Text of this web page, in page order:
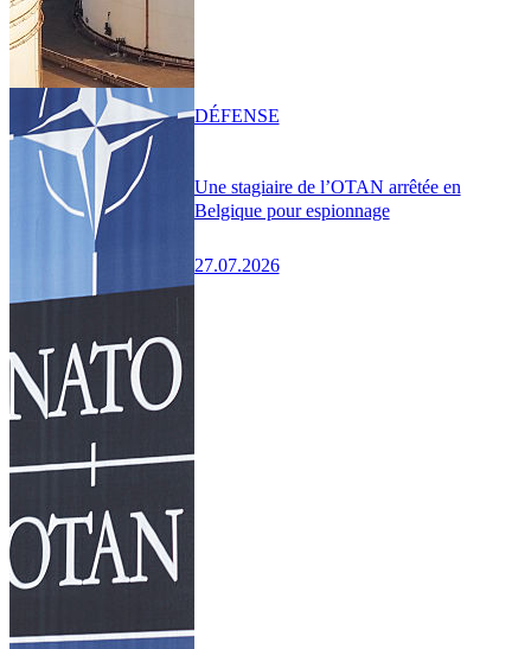
Une stagiaire de l’OTAN arrêtée en
Belgique pour espionnage
27.07.2026
DÉFENSE